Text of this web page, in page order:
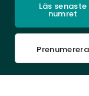
Läs senaste
numret
Prenumerera